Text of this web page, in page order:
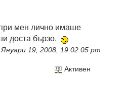
мен лично имаше
доста бързо.
19, 2008, 19:02:05 pm
Активен